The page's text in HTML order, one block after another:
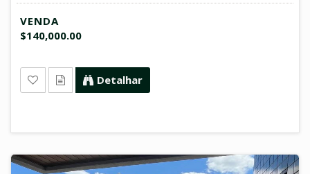
VENDA
$140,000.00
Detalhar